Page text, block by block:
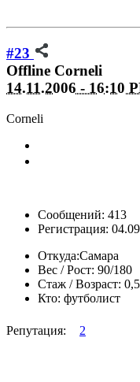
#23
Offline Corneli
14.11.2006 - 16:10
Corneli
Сообщений: 413
Регистрация:
Откуда:Самара
Вес / Рост: 90/180
Стаж / Возраст:
Кто: футболист
Репутация: 2